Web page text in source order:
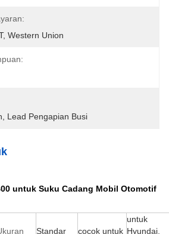
Western Union
Lead Pengapian Busi
untuk Suku Cadang Mobil Otomotif
Standar cocok untuk
untuk
Hyundai,